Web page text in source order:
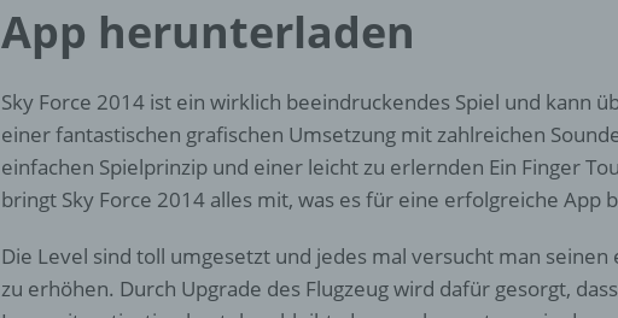
App herunterladen
Sky Force 2014 ist ein wirklich beeindruckendes Spiel und kann
einer fantastischen grafischen Umsetzung mit zahlreichen
einfachen Spielprinzip und einer leicht zu erlernden Ein Finger
bringt Sky Force 2014 alles mit, was es für eine erfolgreiche App
Die Level sind toll umgesetzt und jedes mal versucht man seinen
zu erhöhen. Durch Upgrade des Flugzeug wird dafür gesorgt,
Profiling ist jede Art der automatisierten Verarbeitung
personenbezogener Daten, die darin besteht, dass diese
persönliche Aspekte, die sich auf eine natürliche Person beziehen,
zu bewerten, insbesondere, um Aspekte bezüglich Arbeitsleistung,
wirtschaftlicher Lage, Gesundheit, persönlicher Vorlieben, Interessen,
Zuverlässigkeit, Verhalten, Aufenthaltsort oder Ortswechsel dieser
natürlichen Person zu analysieren oder vorherzusagen.
f) Pseudonymisierung